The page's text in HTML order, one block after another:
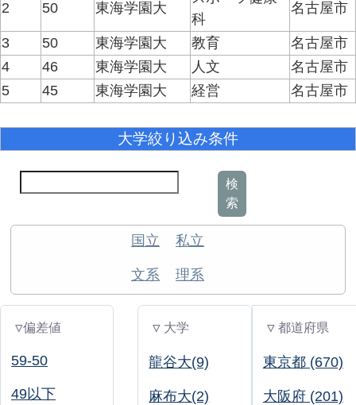
2 50 東海学園大
科
名古屋市
3 50 東海学園大 教育
名古屋市
4
46 東海学園大 人文
名古屋市
5
45 東海学園大 経営 名古屋市
大学絞り込み条件
検
索
国立 私立
文系 理系
▽偏差値
59-50
49以下
▽ 大学
龍谷大(9)
麻布大(2)
▽ 都道府県
東京都 (670)
大阪府 (201)